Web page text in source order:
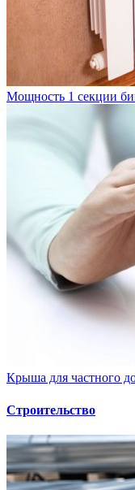
Мощность 1 секции
Крыша для частного
Строительство